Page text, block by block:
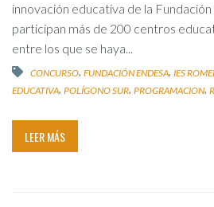
innovación educativa de la
participan más de 200 centros
entre los que se haya...
CONCURSO, FUNDACIÓN ENDESA, IES
EDUCATIVA, POLÍGONO SUR, PROGRAMACION,
LEER MÁS